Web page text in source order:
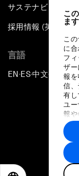
こ
ます
こ
に
フ
ザー
報を
信、
有し
ユ
報や
に
トナ
す。
サステナビリティ
採用情報 (英語のみ)
言語
EN ▪ES▪中文▪ 日本語
プライ